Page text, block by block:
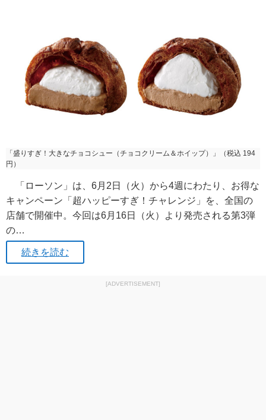
「盛りすぎ！大きなチョコシュー（チョコクリーム＆ホイップ）」（税込 194
円）
「ローソン」は、6月2日（火）から4週にわたり、お得な
キャンペーン「超ハッピーすぎ！チャレンジ」を、全国の
店舗で開催中。今回は6月16日（火）より発売される第3弾
の…
続きを読む
[ADVERTISEMENT]